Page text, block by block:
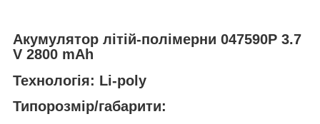
Акумулятор літій-полімерни 047590P 3.7
V 2800 mAh
Технологія: Li-poly
Типорозмір/габарити: